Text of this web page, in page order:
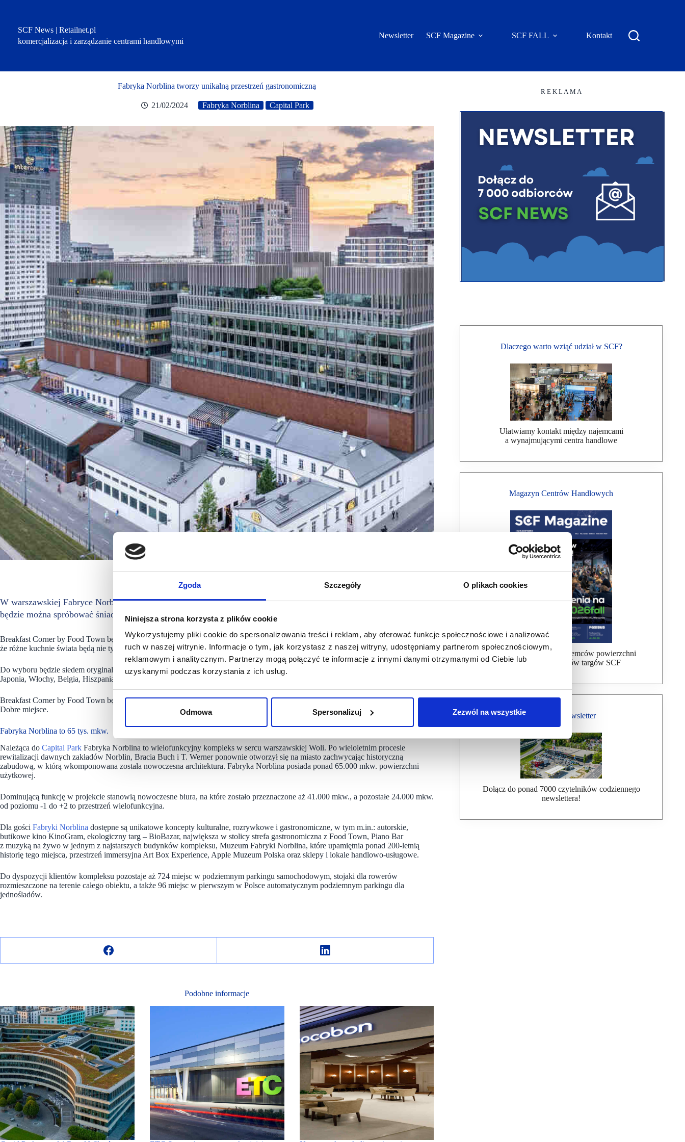
Zgoda Szczegóły O plikach cookies
Niniejsza strona korzysta z plików cookie
Wykorzystujemy pliki cookie do spersonalizowania treści i reklam, aby oferować funkcje społecznościowe i analizować
ruch w naszej witrynie. Informacje o tym, jak korzystasz z naszej witryny, udostępniamy partnerom społecznościowym,
reklamowym i analitycznym. Partnerzy mogą połączyć te informacje z innymi danymi otrzymanymi od Ciebie lub
uzyskanymi podczas korzystania z ich usług.
Odmowa Spersonalizuj Zezwól na wszystkie
SCF News | Retailnet.pl
komercjalizacja i zarządzanie centrami handlowymi
Newsletter SCF Magazine SCF FALL Kontakt
Fabryka Norblina tworzy unikalną przestrzeń gastronomiczną
21/02/2024 Fabryka Norblina Capital Park
W warszawskiej Fabryce Norblina powstanie nowa strefa śniadaniowa. To pierwszy taki koncept w Polsce, gdzie
będzie można spróbować śniadań z Japonii, Stanów Zjednoczonych czy Francji.
Breakfast Corner by Food Town będzie jedyną street food’ową strefą śniadaniową w Polsce. Idea tego konceptu polega na tym,
że różne kuchnie świata będą nie tylko w jednym miejscu, ale także na tym, że serwować będą śniadania.
Do wyboru będzie siedem oryginalnych konceptów śniadaniowych na każdy dzień tygodnia pochodzących z takich krajów jak:
Japonia, Włochy, Belgia, Hiszpania, Francja, Stany Zjednoczone.
Breakfast Corner by Food Town będą tworzyć: Kumo To Yaki, The Fry, Smoke BBQ Philly Cheese Steak, El Botellón, Crepes,
Dobre miejsce.
Fabryka Norblina to 65 tys. mkw.
Należąca do Capital Park Fabryka Norblina to wielofunkcyjny kompleks w sercu warszawskiej Woli. Po wieloletnim procesie
rewitalizacji dawnych zakładów Norblin, Bracia Buch i T. Werner ponownie otworzył się na miasto zachwycając historyczną
zabudową, w którą wkomponowana została nowoczesna architektura. Fabryka Norblina posiada ponad 65.000 mkw. powierzchni
użytkowej.
Dominującą funkcję w projekcie stanowią nowoczesne biura, na które zostało przeznaczone aż 41.000 mkw., a pozostałe 24.000 mkw.
od poziomu -1 do +2 to przestrzeń wielofunkcyjna.
Dla gości Fabryki Norblina dostępne są unikatowe koncepty kulturalne, rozrywkowe i gastronomiczne, w tym m.in.: autorskie,
butikowe kino KinoGram, ekologiczny targ – BioBazar, największa w stolicy strefa gastronomiczna z Food Town, Piano Bar
z muzyką na żywo w jednym z najstarszych budynków kompleksu, Muzeum Fabryki Norblina, które upamiętnia ponad 200-letnią
historię tego miejsca, przestrzeń immersyjna Art Box Experience, Apple Muzeum Polska oraz sklepy i lokale handlowo-usługowe.
Do dyspozycji klientów kompleksu pozostaje aż 724 miejsc w podziemnym parkingu samochodowym, stojaki dla rowerów
rozmieszczone na terenie całego obiektu, a także 96 miejsc w pierwszym w Polsce automatycznym podziemnym parkingu dla
jednośladów.
Podobne informacje
R E K L A M A
Dlaczego warto wziąć udział w SCF?
Ułatwiamy kontakt między najemcami
a wynajmującymi centra handlowe
Magazyn Centrów Handlowych
Bezpłatna wysyłka dla najemców powierzchni
handlowej, uczestników targów SCF
Bezpłatny Newsletter
Dołącz do ponad 7000 czytelników codziennego
newslettera!